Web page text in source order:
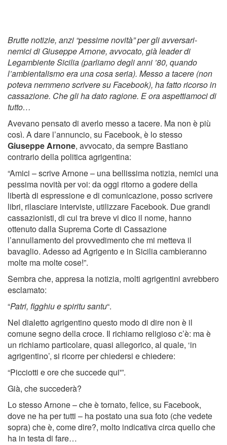
Brutte notizie, anzi “pessime novità” per gli avversari-
nemici di Giuseppe Arnone, avvocato, già leader di
Legambiente Sicilia (parliamo degli anni ’80, quando
l’ambientalismo era una cosa seria). Messo a tacere (non
poteva nemmeno scrivere su Facebook), ha fatto ricorso in
cassazione. Che gli ha dato ragione. E ora aspettiamoci di
tutto…
Avevano pensato di averlo messo a tacere. Ma non è più
così. A dare l’annuncio, su Facebook, è lo stesso
Giuseppe Arnone, avvocato, da sempre Bastiano
contrario della politica agrigentina:
“Amici – scrive Arnone – una bellissima notizia, nemici una
pessima novità per voi: da oggi ritorno a godere della
libertà di espressione e di comunicazione, posso scrivere
libri, rilasciare interviste, utilizzare Facebook. Due grandi
cassazionisti, di cui tra breve vi dico il nome, hanno
ottenuto dalla Suprema Corte di Cassazione
l’annullamento del provvedimento che mi metteva il
bavaglio. Adesso ad Agrigento e in Sicilia cambieranno
molte ma molte cose!”.
Sembra che, appresa la notizia, molti agrigentini avrebbero
esclamato:
“Patri, figghiu e spiritu santu“.
Nel dialetto agrigentino questo modo di dire non è il
comune segno della croce. Il richiamo religioso c’è: ma è
un richiamo particolare, quasi allegorico, al quale, ‘in
agrigentino’, si ricorre per chiedersi e chiedere:
“Picciotti e ore che succede qui'”.
Già, che succederà?
Lo stesso Arnone – che è tornato, felice, su Facebook,
dove ne ha per tutti – ha postato una sua foto (che vedete
sopra) che è, come dire?, molto indicativa circa quello che
ha in testa di fare…